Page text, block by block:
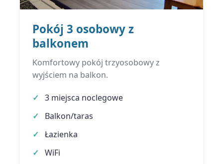
Pokój 3 osobowy z
balkonem
Komfortowy pokój trzyosobowy z
wyjściem na balkon.
3 miejsca noclegowe
Balkon/taras
Łazienka
WiFi